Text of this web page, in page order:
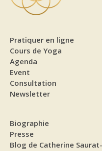
Pratiquer en ligne
Cours de Yoga
Agenda
Event
Consultation
Newsletter
Biographie
Presse
Blog de Catherine